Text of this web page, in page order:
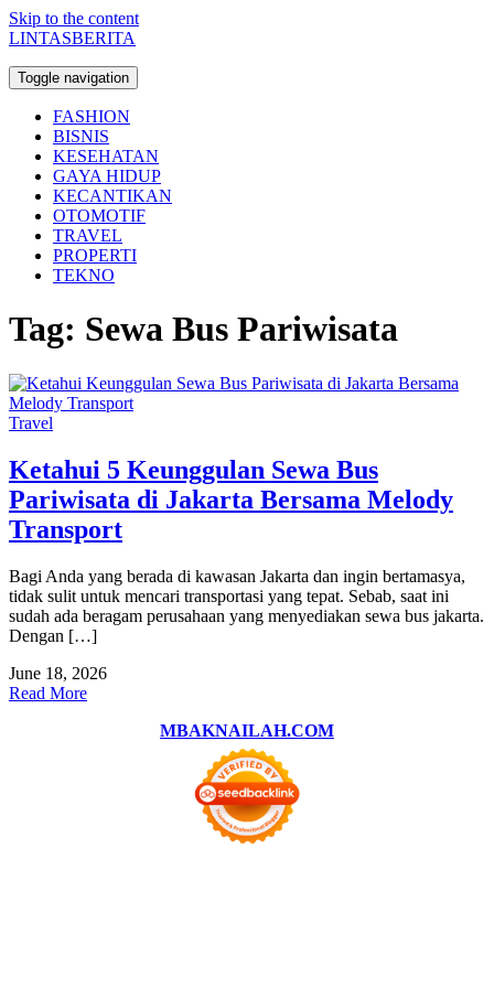
Skip to the content
LINTASBERITA
Toggle navigation
FASHION
BISNIS
KESEHATAN
GAYA HIDUP
KECANTIKAN
OTOMOTIF
TRAVEL
PROPERTI
TEKNO
Tag: Sewa Bus Pariwisata
Travel
Ketahui 5 Keunggulan Sewa Bus
Pariwisata di Jakarta Bersama Melody
Transport
Bagi Anda yang berada di kawasan Jakarta dan ingin bertamasya,
tidak sulit untuk mencari transportasi yang tepat. Sebab, saat ini
sudah ada beragam perusahaan yang menyediakan sewa bus jakarta.
Dengan […]
June 18, 2026
Read More
MBAKNAILAH.COM